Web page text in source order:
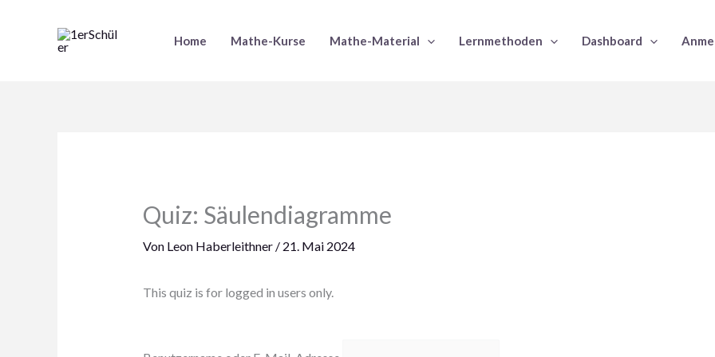
Home Mathe-Kurse Mathe-Material Lernmethoden Dashboard
Quiz: Säulendiagramme
Von Leon Haberleithner / 21. Mai 2024
This quiz is for logged in users only.